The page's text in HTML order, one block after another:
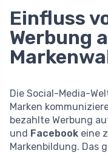
Einfluss
Werbung
Die Social-Media-
Marken
bezahlte Werbung
und Facebook eine
Markenbildung. Das